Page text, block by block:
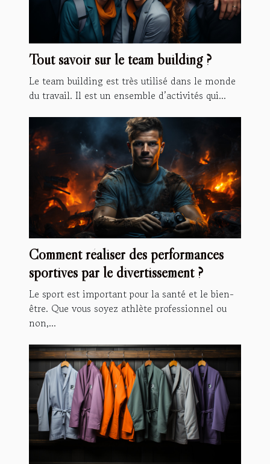
Tout savoir sur le team building ?
Le team building est très utilisé dans le monde
du travail. Il est un ensemble d’activités qui...
Comment réaliser des performances
sportives par le divertissement ?
Le sport est important pour la santé et le bien-
être. Que vous soyez athlète professionnel ou
non,...